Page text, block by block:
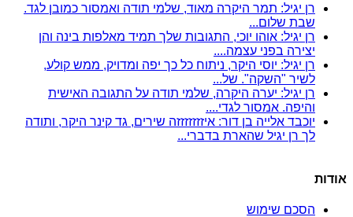
רן יגיל: תמר היקרה מאוד, שלמי תודה ואמסור כמובן לגד.
שבת שלום...
רן יגיל: אוהו יוכי, התגובות שלך תמיד מאלפות בינה והן
יצירה בפני עצמה....
רן יגיל: יוסי היקר, ניתוח כל כך יפה ומדויק, ממש קולע,
לשיר "השקה". של...
רן יגיל: יערה היקרה, שלמי תודה על התגובה האישית
והיפה. אמסור לגדי....
יוכבד אלייה בן דור: איזזזזזזזה שירים, גד קינר היקר, ותודה
לך רן יגיל שהארת בדברי...
אודות
הסכם שימוש